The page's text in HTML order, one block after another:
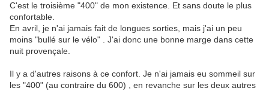
C'est le troisième "400" de mon existence. Et sans doute le plus
confortable.
En avril, je n'ai jamais fait de longues sorties, mais j'ai un peu
moins "bullé sur le vélo" . J'ai donc une bonne marge dans cette
nuit provençale.
Il y a d'autres raisons à ce confort. Je n'ai jamais eu sommeil sur
les "400" (au contraire du 600) , en revanche sur les deux autres